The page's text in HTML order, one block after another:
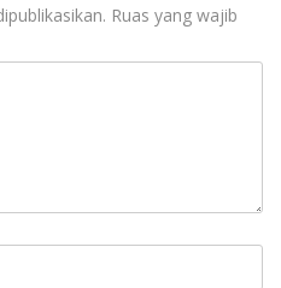
Ruas yang wajib